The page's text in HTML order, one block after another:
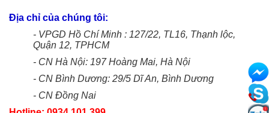
Địa chỉ của chúng tôi:
- VPGD Hồ Chí Minh : 127/22, TL16, Thạnh lộc,
Quận 12, TPHCM
- CN Hà Nội: 197 Hoàng Mai, Hà Nội
- CN Bình Dương: 29/5 Dĩ An, Bình Dương
- CN Đồng Nai